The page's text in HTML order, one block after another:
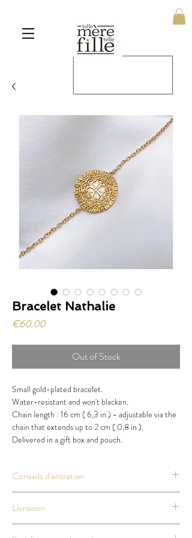
Bracelet Nathalie
€60.00Price
Out of Stock
Small gold-plated bracelet.
Water-resistant and won't blacken.
Chain length : 16 cm ( 6,3 in ) - adjustable via the
chain that extends up to 2 cm ( 0,8 in ).
Delivered in a gift box and pouch.
Conseils d'entretien
quotidien, évitez au maximum le contact avec
des produits abrasifs ou contenant de l'alcool.
Livraison